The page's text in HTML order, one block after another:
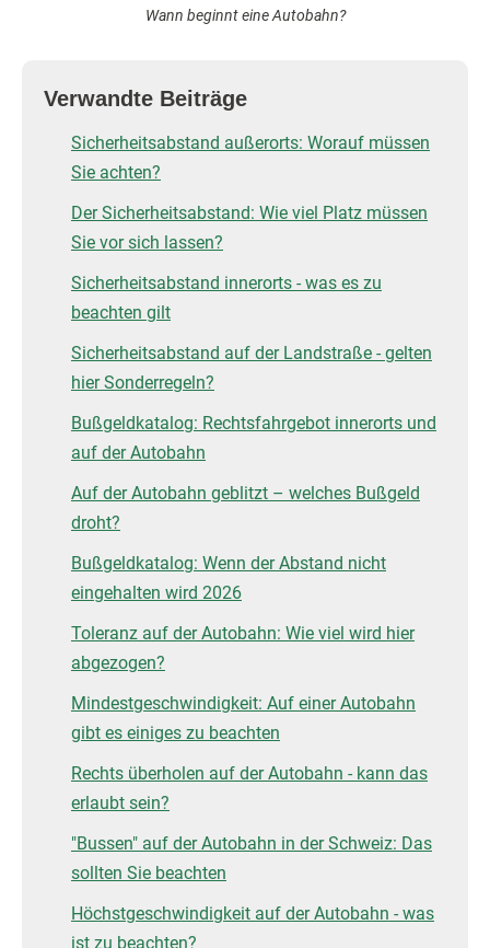
Wann beginnt eine Autobahn?
Verwandte Beiträge
Sicherheitsabstand außerorts: Worauf müssen
Sie achten?
Der Sicherheitsabstand: Wie viel Platz müssen
Sie vor sich lassen?
Sicherheitsabstand innerorts - was es zu
beachten gilt
Sicherheitsabstand auf der Landstraße - gelten
hier Sonderregeln?
Bußgeldkatalog: Rechtsfahrgebot innerorts und
auf der Autobahn
Auf der Autobahn geblitzt – welches Bußgeld
droht?
Bußgeldkatalog: Wenn der Abstand nicht
eingehalten wird 2026
Toleranz auf der Autobahn: Wie viel wird hier
abgezogen?
Mindestgeschwindigkeit: Auf einer Autobahn
gibt es einiges zu beachten
Rechts überholen auf der Autobahn - kann das
erlaubt sein?
"Bussen" auf der Autobahn in der Schweiz: Das
sollten Sie beachten
Höchstgeschwindigkeit auf der Autobahn - was
ist zu beachten?